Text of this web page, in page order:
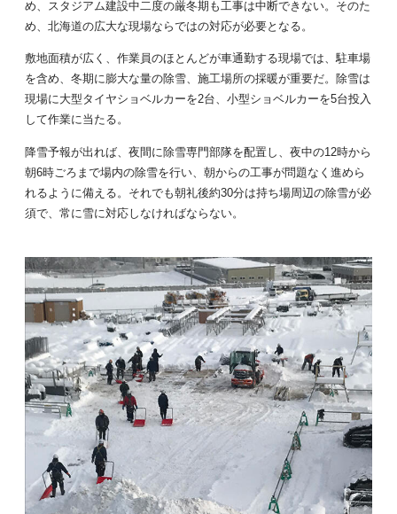
め、スタジアム建設中二度の厳冬期も工事は中断できない。そのた
め、北海道の広大な現場ならではの対応が必要となる。
敷地面積が広く、作業員のほとんどが車通勤する現場では、駐車場
を含め、冬期に膨大な量の除雪、施工場所の採暖が重要だ。除雪は
現場に大型タイヤショベルカーを2台、小型ショベルカーを5台投入
して作業に当たる。
降雪予報が出れば、夜間に除雪専門部隊を配置し、夜中の12時から
朝6時ごろまで場内の除雪を行い、朝からの工事が問題なく進めら
れるように備える。それでも朝礼後約30分は持ち場周辺の除雪が必
須で、常に雪に対応しなければならない。